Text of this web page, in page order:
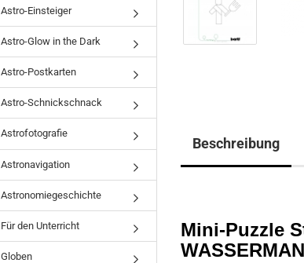
Beschreibung
Mini-Puzzle
Astro-Einsteiger
Astro-Glow in the Dark
Astro-Postkarten
Astro-Schnickschnack
Astrofotografie
Astronavigation
Astronomiegeschichte
Für den Unterricht
Globen